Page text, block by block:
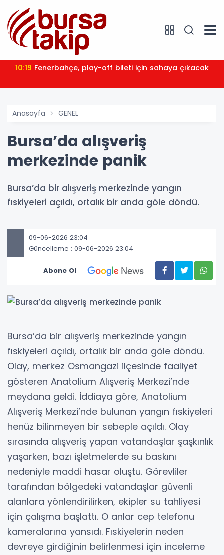
10:19 Fenerbahçe, play-off bileti için sahaya çıkacak
Anasayfa GENEL
Bursa’da alışveriş
merkezinde panik
Bursa’da bir alışveriş merkezinde yangın
fıskiyeleri açıldı, ortalık bir anda göle döndü.
09-06-2026 23:04
Güncelleme : 09-06-2026 23:04
Abone Ol
Bursa’da bir alışveriş merkezinde yangın
fıskiyeleri açıldı, ortalık bir anda göle döndü.
Olay, merkez Osmangazi ilçesinde faaliyet
gösteren Anatolium Alışveriş Merkezi’nde
meydana geldi. İddiaya göre, Anatolium
Alışveriş Merkezi’nde bulunan yangın fıskiyeleri
henüz bilinmeyen bir sebeple açıldı. Olay
sırasında alışveriş yapan vatandaşlar şaşkınlık
yaşarken, bazı işletmelerde su baskını
nedeniyle maddi hasar oluştu. Görevliler
tarafından bölgedeki vatandaşlar güvenli
alanlara yönlendirilirken, ekipler su tahliyesi
için çalışma başlattı. O anlar cep telefonu
kameralarına yansıdı. Fıskiyelerin neden
devreye girdiğinin belirlenmesi için inceleme